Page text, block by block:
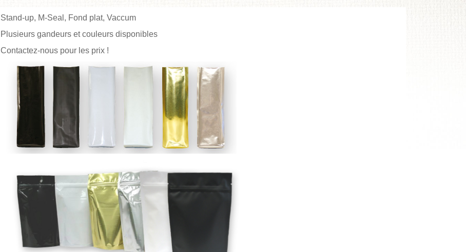
Stand-up, M-Seal, Fond plat, Vaccum
Plusieurs gandeurs et couleurs disponibles
Contactez-nous pour les prix !